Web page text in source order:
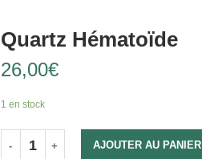
Quartz Hématoïde
26,00€
1 en stock
AJOUTER AU PANIER